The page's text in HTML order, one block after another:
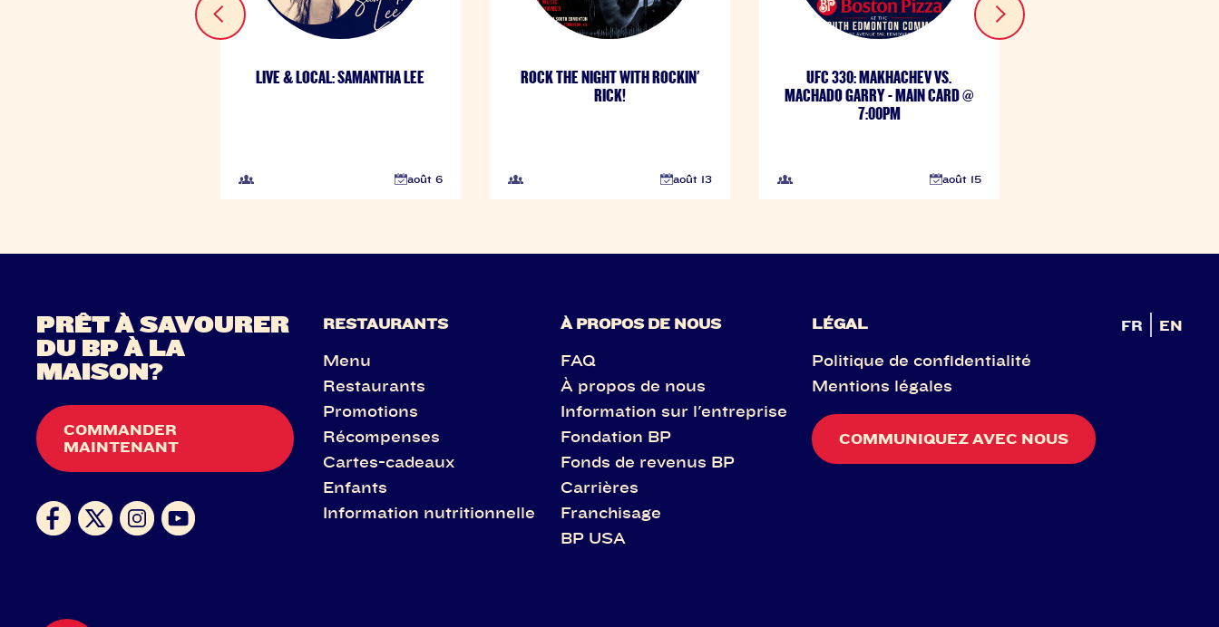
LIVE & LOCAL: SAMANTHA LEE
août 6
ROCK THE NIGHT WITH ROCKIN'
RICK!
août 13
UFC 330: MAKHACHEV VS.
MACHADO GARRY - MAIN CARD @
7:00PM
août 15
PRÊT À SAVOURER
DU BP À LA
MAISON?
COMMANDER
MAINTENANT
RESTAURANTS
Menu
Restaurants
Promotions
Récompenses
Cartes-cadeaux
Enfants
Information nutritionnelle
À PROPOS DE NOUS
FAQ
À propos de nous
Information sur l'entreprise
Fondation BP
Fonds de revenus BP
Carrières
Franchisage
BP USA
LÉGAL
Politique de confidentialité
Mentions légales
COMMUNIQUEZ AVEC NOUS
FR EN